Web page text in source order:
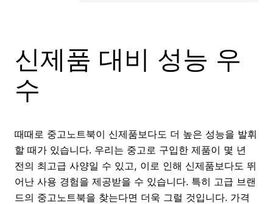
신제품 대비 성능 우
수
때때로 중고노트북이 신제품보다도 더 높은 성능을 발휘
할 때가 있습니다. 우리는 중고로 구입한 제품이 몇 년
전의 최고급 사양일 수 있고, 이로 인해 신제품보다도 뛰
어난 사용 경험을 제공받을 수 있습니다. 특히 고급 브랜
드의 중고노트북을 찾는다면 더욱 그럴 것입니다. 가격